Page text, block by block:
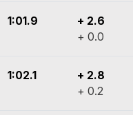
1:01.9
+ 2.6
+ 0.0
1:02.1
+ 2.8
+ 0.2